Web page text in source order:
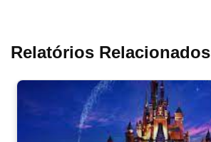
Relatórios Relacionados